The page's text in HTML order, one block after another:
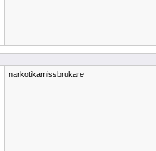
narkotikamissbrukare